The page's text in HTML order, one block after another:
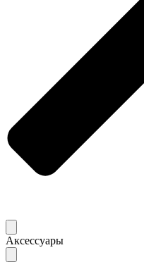
Аксессуары